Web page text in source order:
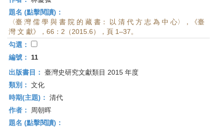
題名 (點擊閱讀)：
〈臺 灣 儒 學 與 書 院 的 藏 書： 以 清 代 方 志 為 中 心〉，《臺
灣 文 獻》，66：2（2015.6），頁 1–37。
勾選：
編號：
11
出版書目： 臺灣史研究文獻類目 2015 年度
類別： 文化
時期(主題)： 清代
作者：
周朝晖
題名 (點擊閱讀)：